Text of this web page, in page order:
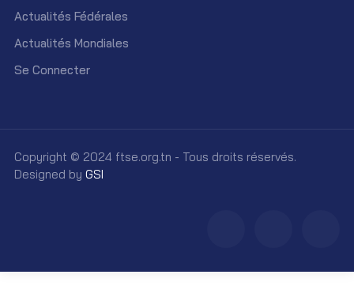
Actualités Fédérales
Actualités Mondiales
Se Connecter
Copyright © 2024 ftse.org.tn - Tous droits réservés.
Designed by GSI